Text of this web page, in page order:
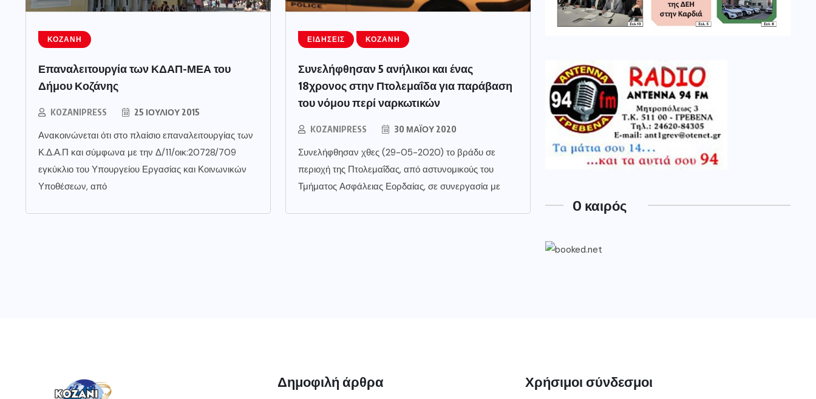
ΚΟΖΆΝΗ
Επαναλειτουργία των ΚΔΑΠ-ΜΕΑ του
Δήμου Κοζάνης
KOZANIPRESS 25 ΙΟΥΛΊΟΥ 2015
Ανακοινώνεται ότι στο πλαίσιο επαναλειτουργίας των
Κ.Δ.Α.Π και σύμφωνα με την Δ/11/οικ:20728/709
εγκύκλιο του Υπουργείου Εργασίας και Κοινωνικών
Υποθέσεων, από
ΕΙΔΉΣΕΙΣ ΚΟΖΆΝΗ
Συνελήφθησαν 5 ανήλικοι και ένας
18χρονος στην Πτολεμαΐδα για παράβαση
του νόμου περί ναρκωτικών
KOZANIPRESS 30 ΜΑΪ́ΟΥ 2020
Συνελήφθησαν χθες (29-05-2020) το βράδυ σε
περιοχή της Πτολεμαΐδας, από αστυνομικούς του
Τμήματος Ασφάλειας Εορδαίας, σε συνεργασία με
O καιρός
Δημοφιλή άρθρα Χρήσιμοι σύνδεσμοι